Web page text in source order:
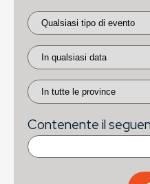
Contenente il